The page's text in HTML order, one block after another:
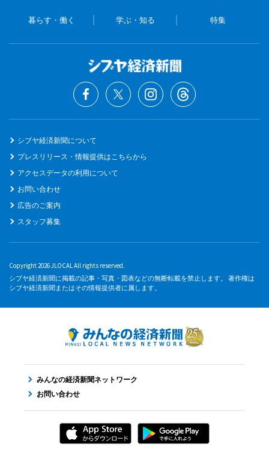
暮らす・働く 学ぶ・知る 特集
シブヤ経済新聞について
プレスリリース・情報提供はこちらから
アクセスデータの利用について
お問い合わせ
広告のご案内
スタッフ募集
Copyright 2026 JLOCAL All rights reserved.
シブヤ経済新聞に掲載の記事・写真・図表などの無断転載を禁止します。 著作権は
シブヤ経済新聞またはその情報提供者に属します。
みんなの経済新聞ネットワーク
お問い合わせ